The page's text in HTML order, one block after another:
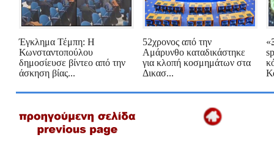
Έγκλημα Τέμπη: Η
Κωνσταντοπούλου
δημοσίευσε βίντεο από την
άσκηση βίας...
52χρονος από την
Αμάρυνθο καταδικάστηκε
για κλοπή κοσμημάτων στα
Δικασ...